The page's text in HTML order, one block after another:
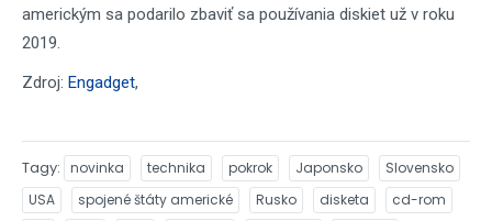
americkým sa podarilo zbaviť sa používania diskiet už v roku
2019.
Zdroj: Engadget,
Tagy novinka technika pokrok Japonsko
Slovensko
USA
spojené štáty americké Rusko disketa
cd-rom